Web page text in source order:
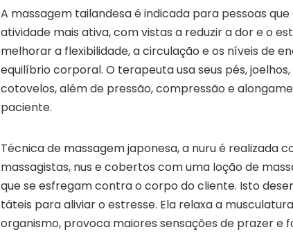
A massagem tailandesa é indicada para pessoas
atividade mais ativa, com vistas a reduzir a dor e o
melhorar a flexibilidade, a circulação e os níveis de
equilíbrio corporal. O terapeuta usa seus pés,
cotovelos, além de pressão, compressão e
paciente.
Técnica de massagem japonesa, a nuru é realizada
massagistas, nus e cobertos com uma loção de
que se esfregam contra o corpo do cliente. Isto
táteis para aliviar o estresse. Ela relaxa a
organismo, provoca maiores sensações de prazer e